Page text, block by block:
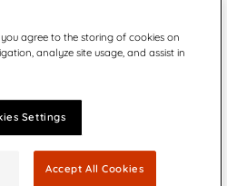
*
you agree to the storing of cookies on
analyze site usage, and assist in
Settings
Accept All Cookies